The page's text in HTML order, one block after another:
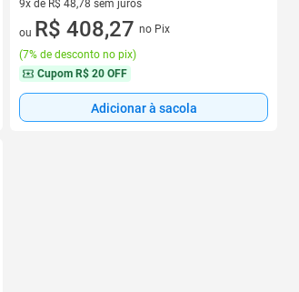
9x de R$ 48,78 sem juros
9 vez de R$ 48,78 sem juros
ou R$ 408,27 no Pix
(7% de desconto no pix)
Cupom R$ 20 OFF
Adicionar à sacola